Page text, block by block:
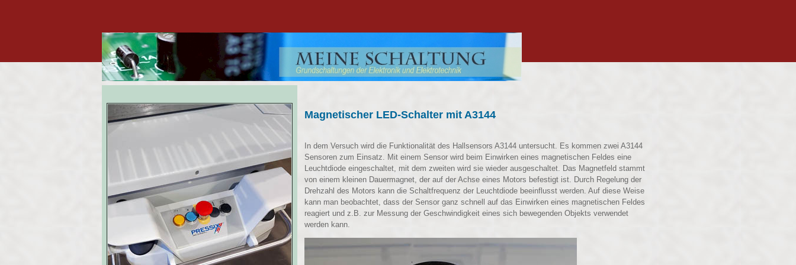
Magnetischer LED-Schalter mit A3144
In dem Versuch wird die Funktionalität des Hallsensors A3144 untersucht. Es kommen zwei A3144
Sensoren zum Einsatz. Mit einem Sensor wird beim Einwirken eines magnetischen Feldes eine
Leuchtdiode eingeschaltet, mit dem zweiten wird sie wieder ausgeschaltet. Das Magnetfeld stammt
von einem kleinen Dauermagnet, der auf der Achse eines Motors befestigt ist. Durch Regelung der
Drehzahl des Motors kann die Schaltfrequenz der Leuchtdiode beeinflusst werden. Auf diese Weise
kann man beobachtet, dass der Sensor ganz schnell auf das Einwirken eines magnetischen Feldes
reagiert und z.B. zur Messung der Geschwindigkeit eines sich bewegenden Objekts verwendet
werden kann.